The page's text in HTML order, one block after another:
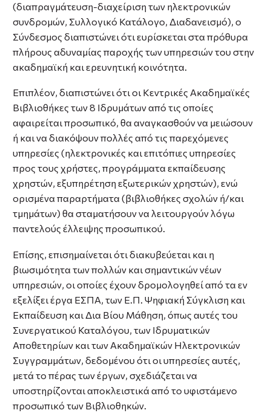
(διαπραγμάτευση-διαχείριση των ηλεκτρονικών
συνδρομών, Συλλογικό Κατάλογο, Διαδανεισμό), ο
Σύνδεσμος διαπιστώνει ότι ευρίσκεται στα πρόθυρα
πλήρους αδυναμίας παροχής των υπηρεσιών του στην
ακαδημαϊκή και ερευνητική κοινότητα.
Επιπλέον, διαπιστώνει ότι οι Κεντρικές Ακαδημαϊκές
Βιβλιοθήκες των 8 Ιδρυμάτων από τις οποίες
αφαιρείται προσωπικό, θα αναγκασθούν να μειώσουν
ή και να διακόψουν πολλές από τις παρεχόμενες
υπηρεσίες (ηλεκτρονικές και επιτόπιες υπηρεσίες
προς τους χρήστες, προγράμματα εκπαίδευσης
χρηστών, εξυπηρέτηση εξωτερικών χρηστών), ενώ
ορισμένα παραρτήματα (βιβλιοθήκες σχολών ή/και
τμημάτων) θα σταματήσουν να λειτουργούν λόγω
παντελούς έλλειψης προσωπικού.
Επίσης, επισημαίνεται ότι διακυβεύεται και η
βιωσιμότητα των πολλών και σημαντικών νέων
υπηρεσιών, οι οποίες έχουν δρομολογηθεί από τα εν
εξελίξει έργα ΕΣΠΑ, των Ε.Π. Ψηφιακή Σύγκλιση και
Εκπαίδευση και Δια Βίου Μάθηση, όπως αυτές του
Συνεργατικού Καταλόγου, των Ιδρυματικών
Αποθετηρίων και των Ακαδημαϊκών Ηλεκτρονικών
Συγγραμμάτων, δεδομένου ότι οι υπηρεσίες αυτές,
μετά το πέρας των έργων, σχεδιάζεται να
υποστηρίζονται αποκλειστικά από το υφιστάμενο
προσωπικό των Βιβλιοθηκών.